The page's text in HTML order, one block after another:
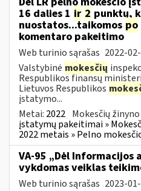
16 dalies 1 ir 2 punktų,
nuostatos...taikomos po
komentaro pakeitimo
Web turinio sąrašas 2022-
Valstybinė mokesčių
Respublikos finansų
Lietuvos Respublikos
įstatymo...
Metai: 2022 Mokesčių
įstatymų pakeitimai »
2022 metais » Pelno
VA-95 „Dėl
vykdomas veiklas
Web turinio sąrašas 2023-